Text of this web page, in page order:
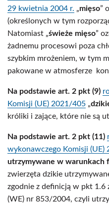
29 kwietnia 2004 r. „mięso”
(określonych w tym
Natomiast „świeże mięso”
żadnemu procesowi poza
szybkim mrożeniem, w tym
pakowane w atmosferze
Na podstawie art. 2 pkt (9)
Komisji (UE) 2021/405 „
króliki i zające, które nie są
Na podstawie art. 2 pkt (11)
wykonawczego Komisji (UE)
utrzymywane w warunkach
zwierzęta dzikie
zgodnie z definicją w pkt 1.6
(WE) nr 853/2004, czyli